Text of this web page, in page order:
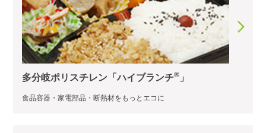
多分岐ポリスチレン「ハイブランチ® 」
食品容器・家電部品・断熱材をもっとエコに